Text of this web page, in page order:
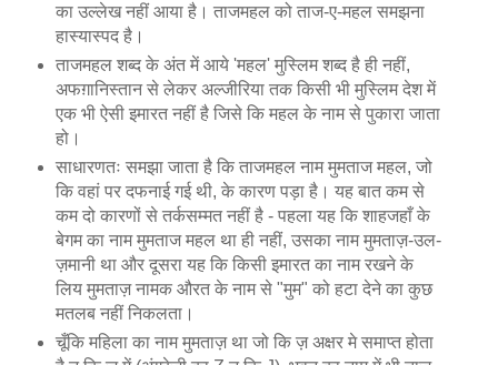
का उल्लेख नहीं आया है। ताजमहल को ताज-ए-महल समझना
हास्यास्पद है।
ताजमहल शब्द के अंत में आये 'महल' मुस्लिम शब्द है ही नहीं,
अफग़ानिस्तान से लेकर अल्जीरिया तक किसी भी मुस्लिम देश में
एक भी ऐसी इमारत नहीं है जिसे कि महल के नाम से पुकारा जाता
हो।
साधारणतः समझा जाता है कि ताजमहल नाम मुमताज महल, जो
कि वहां पर दफनाई गई थी, के कारण पड़ा है। यह बात कम से
कम दो कारणों से तर्कसम्मत नहीं है - पहला यह कि शाहजहाँ के
बेगम का नाम मुमताज महल था ही नहीं, उसका नाम मुमताज़-उल-
ज़मानी था और दूसरा यह कि किसी इमारत का नाम रखने के
लिय मुमताज़ नामक औरत के नाम से "मुम" को हटा देने का कुछ
मतलब नहीं निकलता।
चूँकि महिला का नाम मुमताज़ था जो कि ज़ अक्षर मे समाप्त होता